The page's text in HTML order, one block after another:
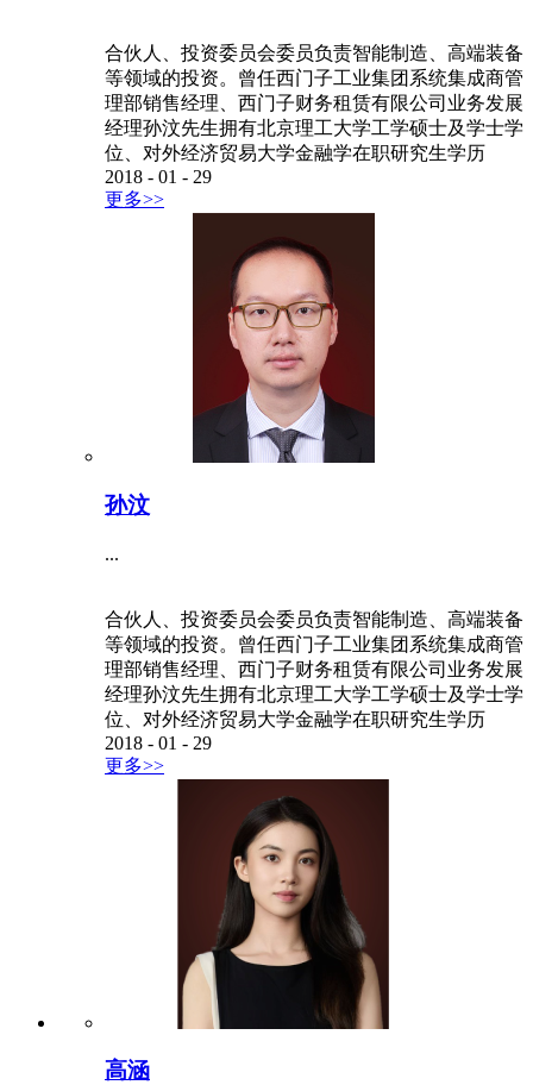
合伙人、投资委员会委员负责智能制造、高端装备
等领域的投资。曾任西门子工业集团系统集成商管
理部销售经理、西门子财务租赁有限公司业务发展
经理孙汶先生拥有北京理工大学工学硕士及学士学
位、对外经济贸易大学金融学在职研究生学历
2018 - 01 - 29
更多>>
孙汶
...
合伙人、投资委员会委员负责智能制造、高端装备
等领域的投资。曾任西门子工业集团系统集成商管
理部销售经理、西门子财务租赁有限公司业务发展
经理孙汶先生拥有北京理工大学工学硕士及学士学
位、对外经济贸易大学金融学在职研究生学历
2018 - 01 - 29
更多>>
高涵